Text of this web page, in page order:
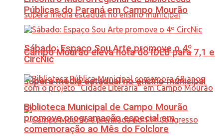
Campo Mourão eleva nota do IDEB para 7,1 e
supera média estadual no ensino municipal
Públicas do Paraná em Campo Mourão
Sábado: Espaço Sou Arte promove o 4º
CircNic
Biblioteca Municipal de Campo Mourão
promove programação especial em
comemoração ao Mês do Folclore